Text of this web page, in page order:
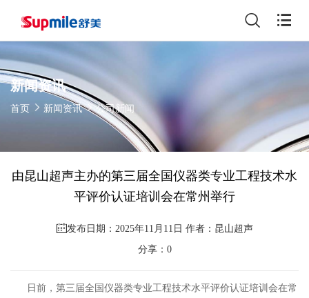
新闻资讯
首页 新闻资讯 公司新闻
由昆山超声主办的第三届全国仪器类专业工程技术水
平评价认证培训会在常州举行
发布日期：2025年11月11日 作者：昆山超声
分享： 0
日前，第三届全国仪器类专业工程技术水平评价认证培训会在常